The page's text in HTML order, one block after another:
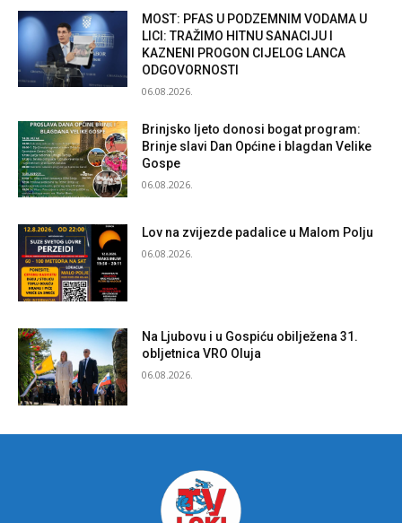
MOST: PFAS U PODZEMNIM VODAMA U
LICI: TRAŽIMO HITNU SANACIJU I
KAZNENI PROGON CIJELOG LANCA
ODGOVORNOSTI
06.08.2026.
Brinjsko ljeto donosi bogat program:
Brinje slavi Dan Općine i blagdan Velike
Gospe
06.08.2026.
Lov na zvijezde padalice u Malom Polju
06.08.2026.
Na Ljubovu i u Gospiću obilježena 31.
obljetnica VRO Oluja
06.08.2026.